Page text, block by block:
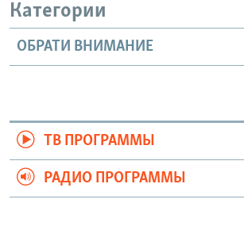
Категории
ОБРАТИ ВНИМАНИЕ
ТВ ПРОГРАММЫ
РАДИО ПРОГРАММЫ